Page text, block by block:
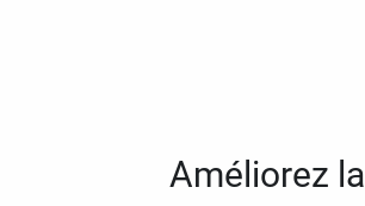
Améliorez la